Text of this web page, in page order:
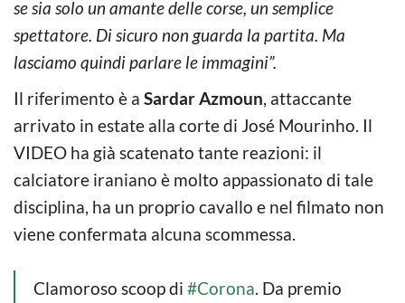
se sia solo un amante delle corse, un semplice
spettatore. Di sicuro non guarda la partita. Ma
lasciamo quindi parlare le immagini”.
Il riferimento è a Sardar Azmoun, attaccante
arrivato in estate alla corte di José Mourinho. Il
VIDEO ha già scatenato tante reazioni: il
calciatore iraniano è molto appassionato di tale
disciplina, ha un proprio cavallo e nel filmato non
viene confermata alcuna scommessa.
Clamoroso scoop di #Corona. Da premio